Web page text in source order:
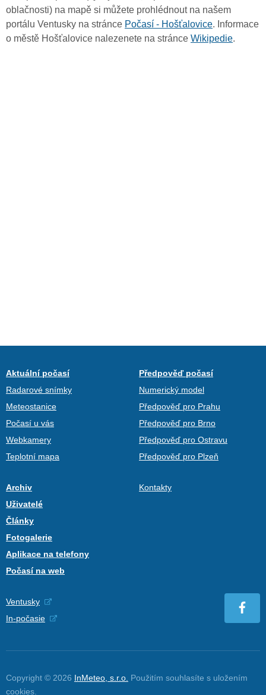
oblačnosti) na mapě si můžete prohlédnout na našem
portálu Ventusky na stránce Počasí - Hošťalovice. Informace
o městě Hošťalovice nalezenete na stránce Wikipedie.
Aktuální počasí
Radarové snímky
Meteostanice
Počasí u vás
Webkamery
Teplotní mapa
Předpověď počasí
Numerický model
Předpověď pro Prahu
Předpověď pro Brno
Předpověď pro Ostravu
Předpověď pro Plzeň
Archiv
Uživatelé
Články
Fotogalerie
Aplikace na telefony
Počasí na web
Kontakty
Ventusky
In-počasie
Copyright © 2026 InMeteo, s.r.o. Použitím souhlasíte s uložením
cookies